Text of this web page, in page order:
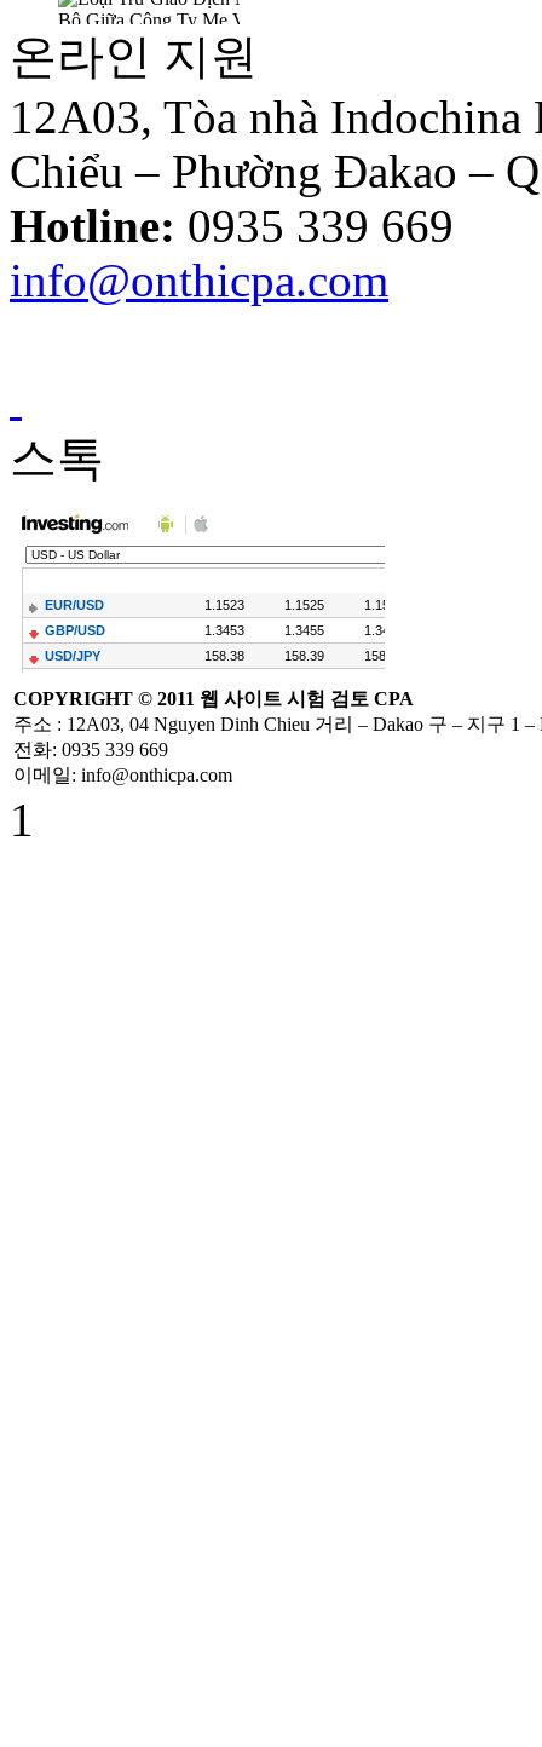
Loại Trừ Giao
Dịch Nội Bộ Giữa
Công Ty Mẹ Và
Công Ty Liên Kết
Thông tư
10/2014/TT-
NHNN sửa đổi
479/2004/QĐ-
NHNN
GTGT
Hóa Đơn Bị Sai
Sót Nhỏ Vẫn
Được Chấp Nhận
TT 219/2013/TT-
BTC hướng dẫn
온라인 지원
12A03, Tòa nhà
Chiểu – Phường Đakao –
Hotline: 0935 339 669
info@onthicpa.com
스톡
COPYRIGHT © 2011 웹 사이트 시험 검토 CPA
주소 : 12A03, 04 Nguyen Dinh Chieu 거리 – Dakao 구 – 지구 1 –
전화: 0935 339 669
이메일: info@onthicpa.com
1